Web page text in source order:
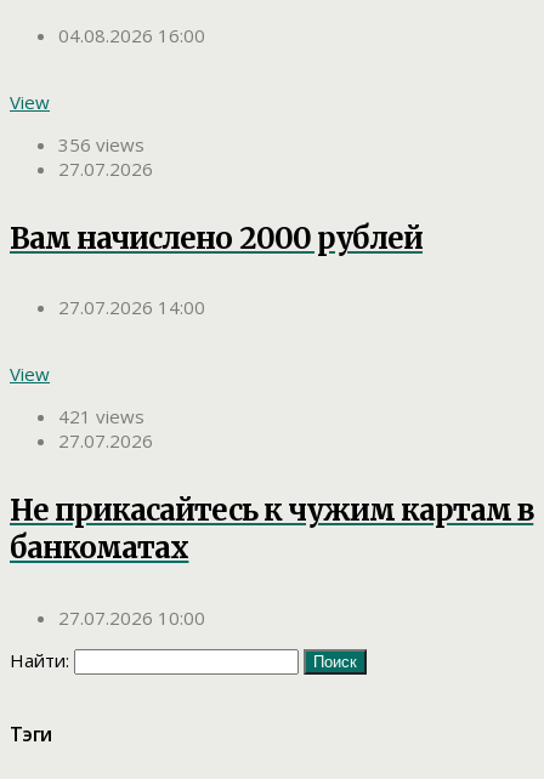
04.08.2026 16:00
View
356 views
27.07.2026
Вам начислено 2000 рублей
27.07.2026 14:00
View
421 views
27.07.2026
Не прикасайтесь к чужим картам в
банкоматах
27.07.2026 10:00
Найти:
Тэги